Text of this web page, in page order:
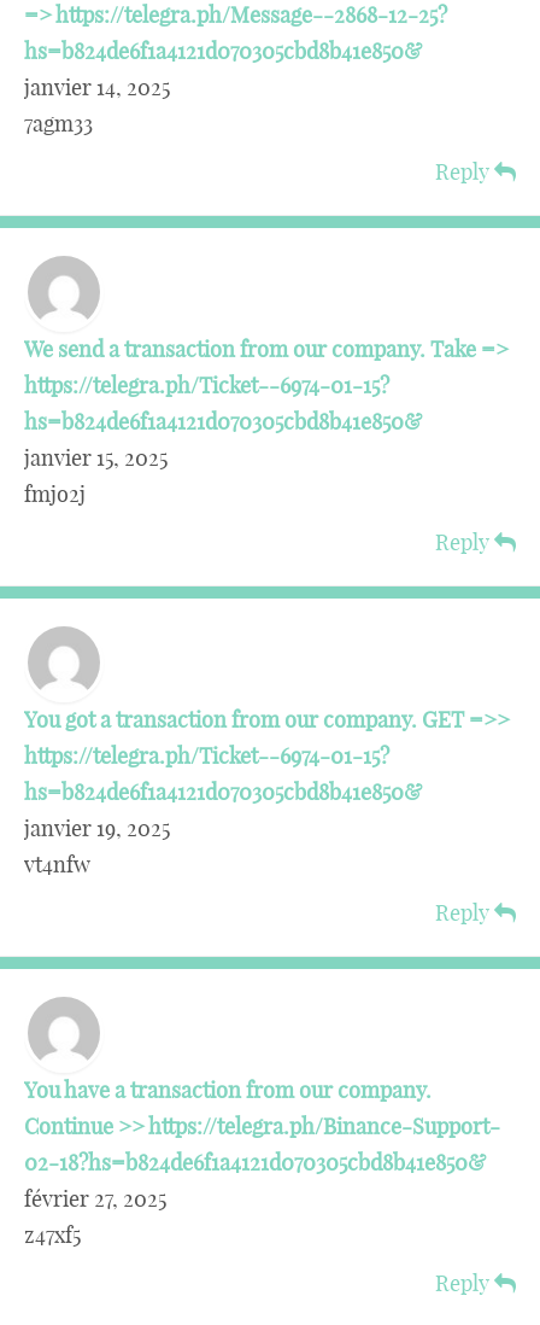
=> https://telegra.ph/Message--2868-12-25?
hs=b824de6f1a4121d070305cbd8b41e850&
janvier 14, 2025
7agm33
Reply
We send a transaction from our company. Take =>
https://telegra.ph/Ticket--6974-01-15?
hs=b824de6f1a4121d070305cbd8b41e850&
janvier 15, 2025
fmjo2j
Reply
You got a transaction from our company. GET =>>
https://telegra.ph/Ticket--6974-01-15?
hs=b824de6f1a4121d070305cbd8b41e850&
janvier 19, 2025
vt4nfw
Reply
You have a transaction from our company.
Continue >> https://telegra.ph/Binance-Support-
02-18?hs=b824de6f1a4121d070305cbd8b41e850&
février 27, 2025
z47xf5
Reply